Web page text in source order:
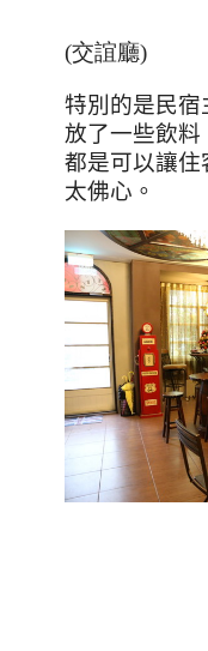
(交誼廳)
特別的是民宿
放了一些飲料
都是可以讓住
太佛心。